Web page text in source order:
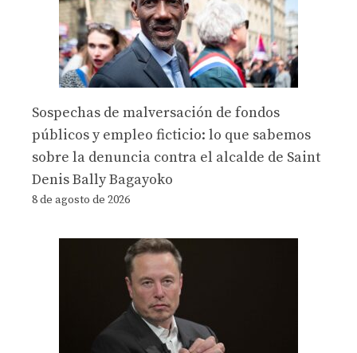
Sospechas de malversación de fondos
públicos y empleo ficticio: lo que sabemos
sobre la denuncia contra el alcalde de Saint
Denis Bally Bagayoko
8 de agosto de 2026